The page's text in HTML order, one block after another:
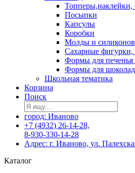
Топперы,наклейки,
Посыпки
Капсулы
Коробки
Молды и
Сахарные фигурки,
Формы для печенья
Формы для
Школьная тематика
Корзина
Поиск
город: Иваново
+7 (4932) 26-14-28,
8-930-330-14-28
Адрес: г. Иваново, ул.
Каталог